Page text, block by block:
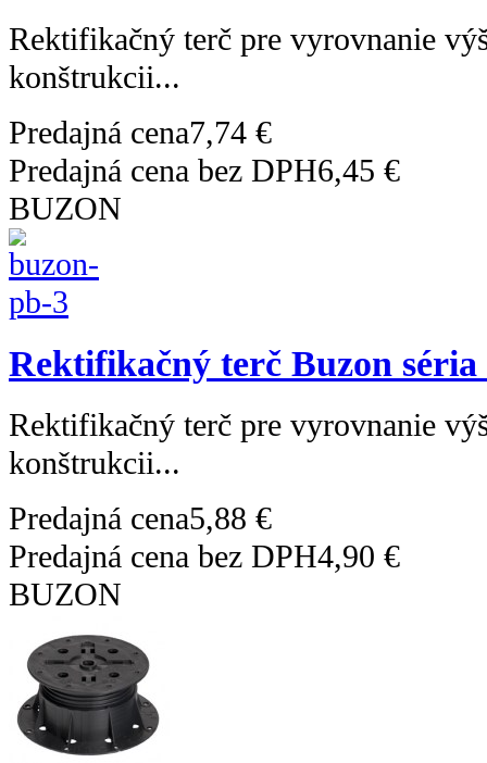
Rektifikačný terč pre vyrovnanie
konštrukcii...
Predajná cena7,74 €
Predajná cena bez DPH6,45 €
BUZON
Rektifikačný terč Buzon séria
Rektifikačný terč pre vyrovnanie
konštrukcii...
Predajná cena5,88 €
Predajná cena bez DPH4,90 €
BUZON